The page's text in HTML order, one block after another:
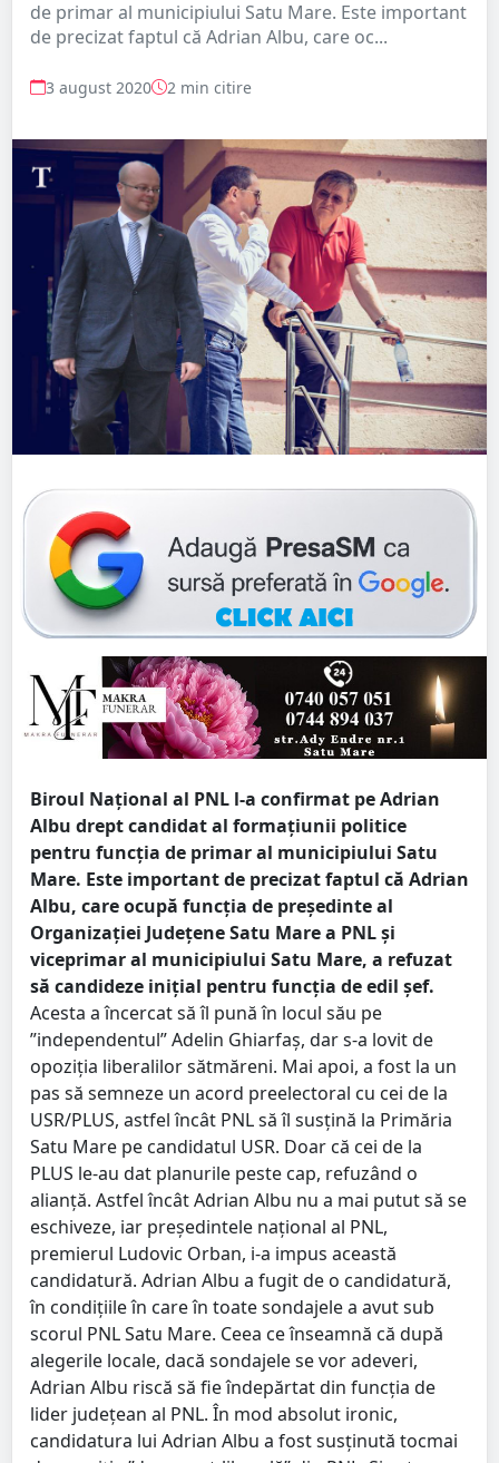
de primar al municipiului Satu Mare. Este important
de precizat faptul că Adrian Albu, care oc...
3 august 2020 2 min citire
Biroul Național al PNL l-a confirmat pe Adrian
Albu drept candidat al formațiunii politice
pentru funcția de primar al municipiului Satu
Mare. Este important de precizat faptul că Adrian
Albu, care ocupă funcția de președinte al
Organizației Județene Satu Mare a PNL și
viceprimar al municipiului Satu Mare, a refuzat
să candideze inițial pentru funcția de edil șef.
Acesta a încercat să îl pună în locul său pe
”independentul” Adelin Ghiarfaș, dar s-a lovit de
opoziția liberalilor sătmăreni. Mai apoi, a fost la un
pas să semneze un acord preelectoral cu cei de la
USR/PLUS, astfel încât PNL să îl susțină la Primăria
Satu Mare pe candidatul USR. Doar că cei de la
PLUS le-au dat planurile peste cap, refuzând o
alianță. Astfel încât Adrian Albu nu a mai putut să se
eschiveze, iar președintele național al PNL,
premierul Ludovic Orban, i-a impus această
candidatură. Adrian Albu a fugit de o candidatură,
în condițiile în care în toate sondajele a avut sub
scorul PNL Satu Mare. Ceea ce înseamnă că după
alegerile locale, dacă sondajele se vor adeveri,
Adrian Albu riscă să fie îndepărtat din funcția de
lider județean al PNL. În mod absolut ironic,
candidatura lui Adrian Albu a fost susținută tocmai